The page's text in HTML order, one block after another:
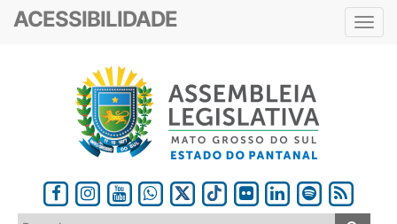
ACESSIBILIDADE